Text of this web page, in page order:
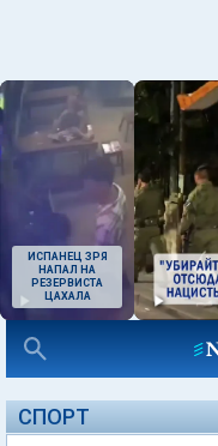
ИСПАНЕЦ ЗРЯ
НАПАЛ НА
РЕЗЕРВИСТА
ЦАХАЛА
СПОРТ